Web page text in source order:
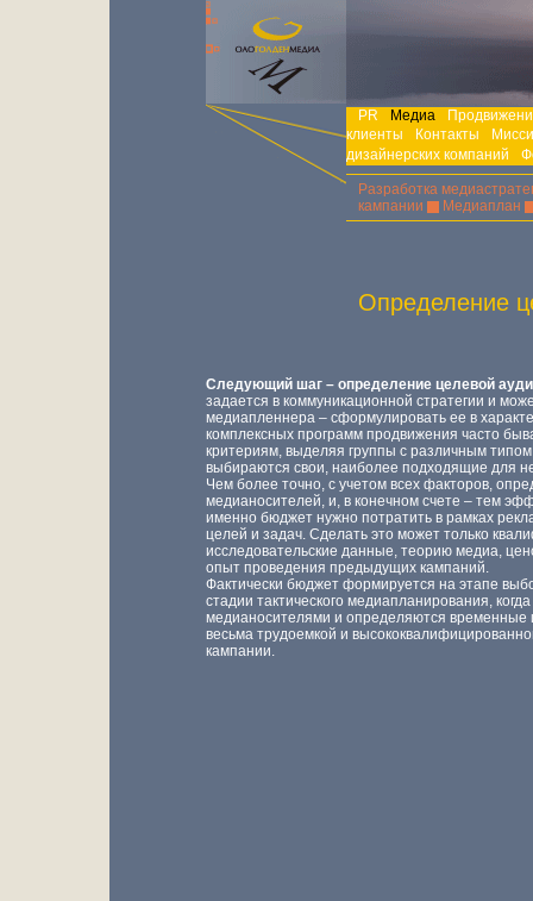
PR Медиа
клиенты
Контакты
дизайнерских компаний
Разработка
кампании
Медиаплан
Определение
Следующий шаг – определение целевой
задается в коммуникационной стратегии и
медиапленнера – сформулировать ее в
комплексных программ продвижения часто
критериям, выделяя группы с различным
выбираются свои, наиболее подходящие для
Чем более точно, с учетом всех факторов,
медианосителей, и, в конечном счете – тем
именно бюджет нужно потратить в рамках
целей и задач. Сделать это может только
исследовательские данные, теорию медиа,
опыт проведения предыдущих кампаний.
Фактически бюджет формируется на этапе
стадии тактического медиапланирования,
медианосителями и определяются временные
весьма трудоемкой и
кампании.